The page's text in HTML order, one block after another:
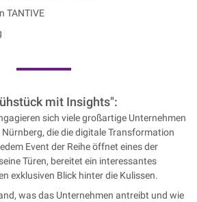
TANTIVE
mit Insights":
sich viele großartige Unternehmen
die die digitale Transformation
Event der Reihe öffnet eines der
Türen, bereitet ein interessantes
exklusiven Blick hinter die Kulissen.
was das Unternehmen antreibt und wie